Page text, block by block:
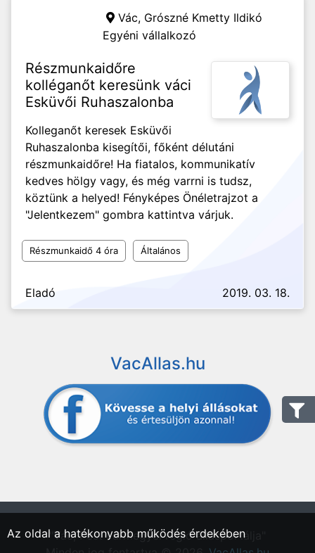
Vác, Grószné Kmetty Ildikó
Egyéni vállalkozó
Részmunkaidőre
kolléganőt keresünk váci
Esküvői Ruhaszalonba
Kolleganőt keresek Esküvői
Ruhaszalonba kisegítői, főként délutáni
részmunkaidőre! Ha fiatalos, kommunikatív
kedves hölgy vagy, és még varrni is tudsz,
köztünk a helyed! Fényképes Önéletrajzot a
"Jelentkezem" gombra kattintva várjuk.
Részmunkaidő 4 óra Általános
Eladó 2019. 03. 18.
VacAllas.hu
"Vác, Pest vármegyei régió állásportálja"
Az oldal a hatékonyabb működés érdekében